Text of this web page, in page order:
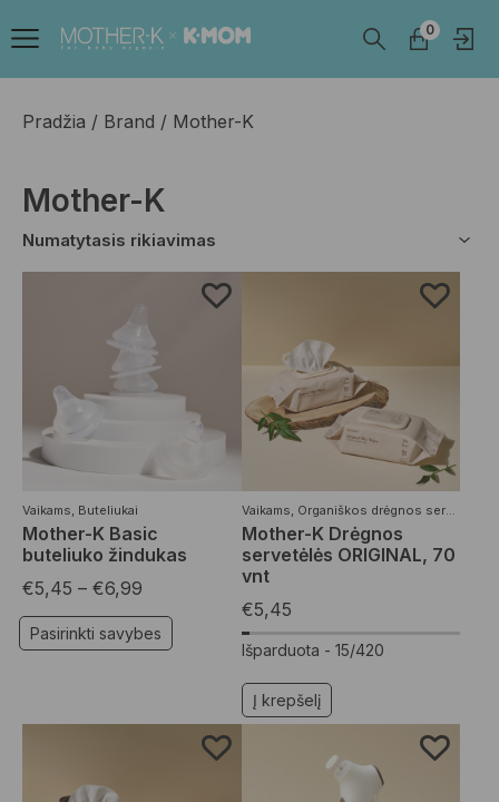
0
Pradžia Brand Mother-K
Mother-K
Vaikams Buteliukai
Mother-K Basic
buteliuko žindukas
€5,45 – €6,99
Pasirinkti savybes
Vaikams Organiškos drėgnos servetėlės
Mother-K Drėgnos
servetėlės ORIGINAL, 70
vnt
€5,45
Išparduota - 15/420
Į krepšelį